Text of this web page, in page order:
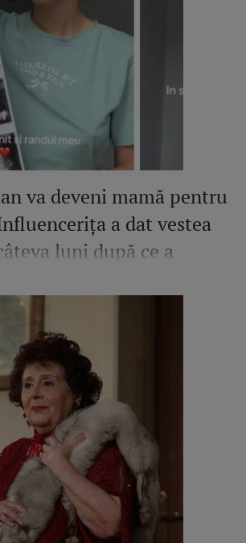
va deveni mamă pentru
a dat vestea
luni după ce a